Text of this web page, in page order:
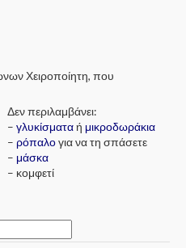
Χειροποίητη, που
Δεν περιλαμβάνει:
– γλυκίσματαή μικροδωράκια
– ρόπαλογια να τη σπάσετε
– μάσκα
– κομφετί